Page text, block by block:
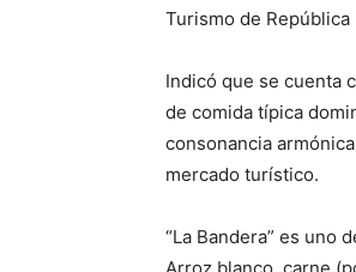
Turismo de República
Indicó que se cuenta
de comida típica
consonancia
mercado turístico.
“La Bandera” es uno